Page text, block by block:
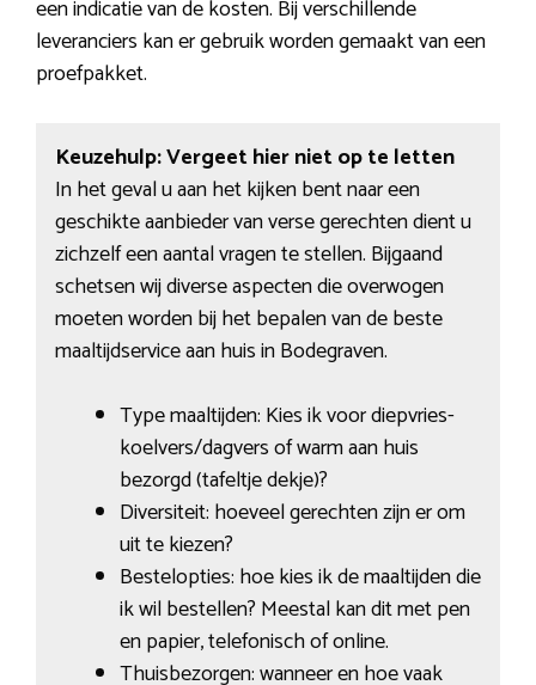
een indicatie van de kosten. Bij verschillende
leveranciers kan er gebruik worden gemaakt van een
proefpakket.
Keuzehulp: Vergeet hier niet op te letten
In het geval u aan het kijken bent naar een
geschikte aanbieder van verse gerechten dient u
zichzelf een aantal vragen te stellen. Bijgaand
schetsen wij diverse aspecten die overwogen
moeten worden bij het bepalen van de beste
maaltijdservice aan huis in Bodegraven.
Type maaltijden: Kies ik voor diepvries-
koelvers/dagvers of warm aan huis
bezorgd (tafeltje dekje)?
Diversiteit: hoeveel gerechten zijn er om
uit te kiezen?
Bestelopties: hoe kies ik de maaltijden die
ik wil bestellen? Meestal kan dit met pen
en papier, telefonisch of online.
Thuisbezorgen: wanneer en hoe vaak